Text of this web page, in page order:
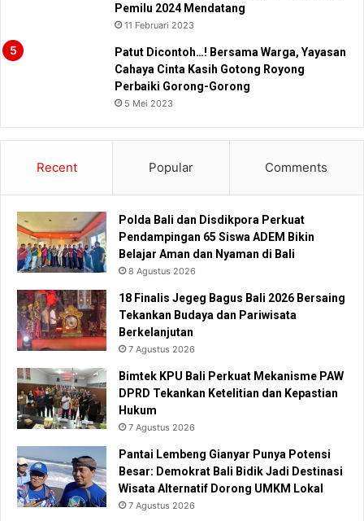
Pemilu 2024 Mendatang
11 Februari 2023
Patut Dicontoh…! Bersama Warga, Yayasan
Cahaya Cinta Kasih Gotong Royong
Perbaiki Gorong-Gorong
5 Mei 2023
Recent Popular Comments
Polda Bali dan Disdikpora Perkuat
Pendampingan 65 Siswa ADEM Bikin
Belajar Aman dan Nyaman di Bali
8 Agustus 2026
18 Finalis Jegeg Bagus Bali 2026 Bersaing
Tekankan Budaya dan Pariwisata
Berkelanjutan
7 Agustus 2026
Bimtek KPU Bali Perkuat Mekanisme PAW
DPRD Tekankan Ketelitian dan Kepastian
Hukum
7 Agustus 2026
Pantai Lembeng Gianyar Punya Potensi
Besar: Demokrat Bali Bidik Jadi Destinasi
Wisata Alternatif Dorong UMKM Lokal
7 Agustus 2026